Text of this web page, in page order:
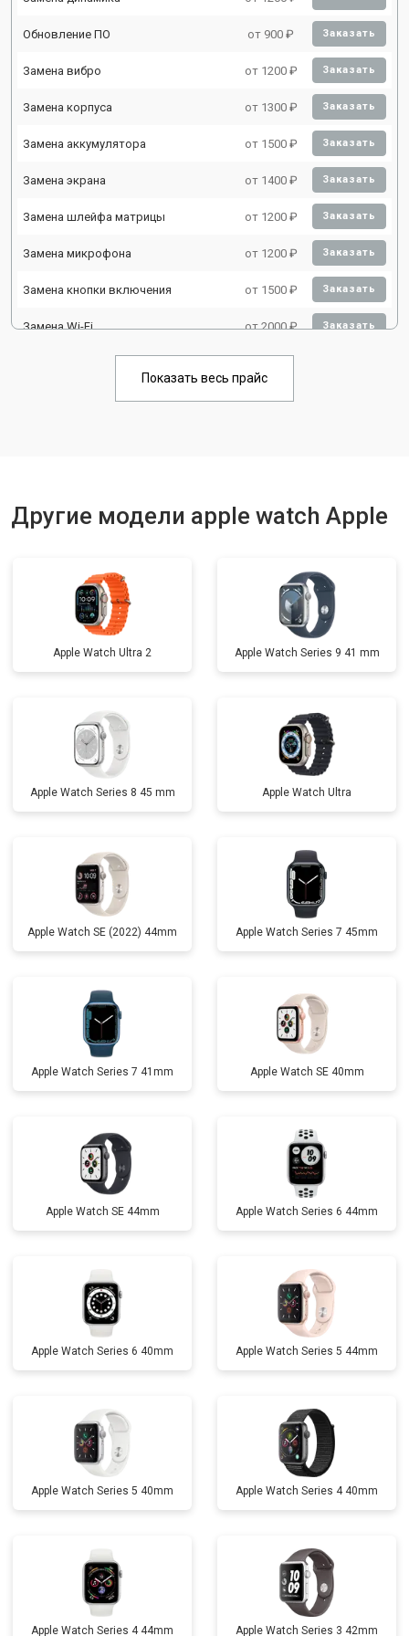
Обновление ПО от 900 ₽ Заказать
Замена вибро от 1200 ₽ Заказать
Замена корпуса от 1300 ₽ Заказать
Замена аккумулятора от 1500 ₽ Заказать
Замена экрана от 1400 ₽ Заказать
Замена шлейфа матрицы от 1200 ₽ Заказать
Замена микрофона от 1200 ₽ Заказать
Замена кнопки включения от 1500 ₽ Заказать
Замена Wi-Fi от 2000 ₽ Заказать
Показать весь прайс
Другие модели apple watch Apple
Apple Watch Ultra 2 Apple Watch Series 9 41 mm
Apple Watch Series 8 45 mm Apple Watch Ultra
Apple Watch SE (2022) 44mm Apple Watch Series 7 45mm
Apple Watch Series 7 41mm Apple Watch SE 40mm
Apple Watch SE 44mm Apple Watch Series 6 44mm
Apple Watch Series 6 40mm Apple Watch Series 5 44mm
Apple Watch Series 5 40mm Apple Watch Series 4 40mm
Apple Watch Series 4 44mm Apple Watch Series 3 42mm